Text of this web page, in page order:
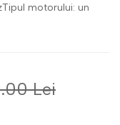
motorului: un
Lei